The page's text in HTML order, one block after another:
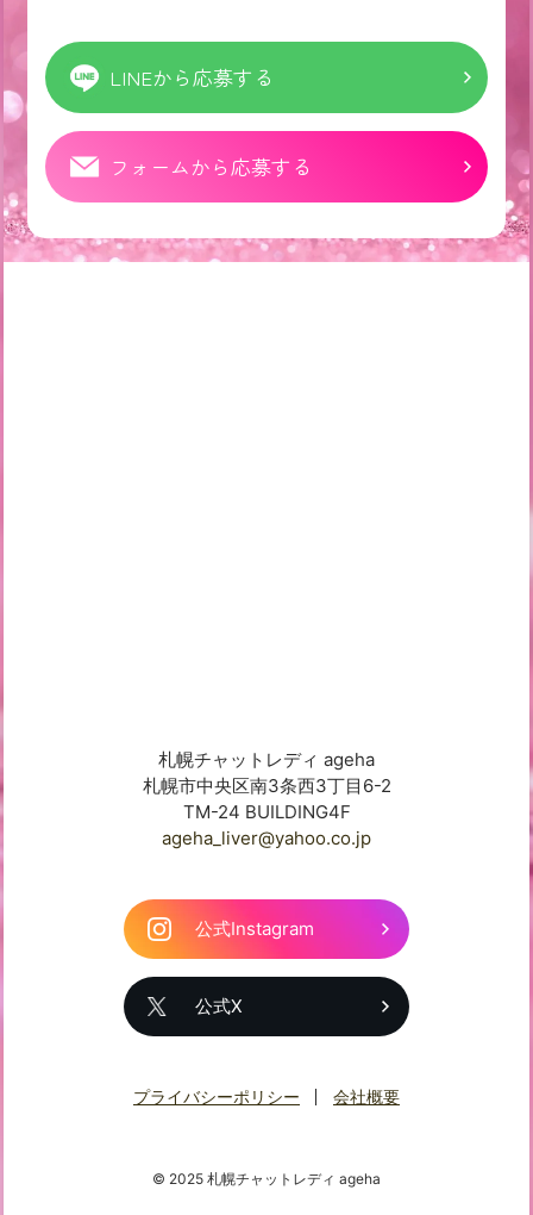
LINEから応募する
フォームから応募する
札幌チャットレディ ageha
札幌市中央区南3条西3丁目6-2
TM-24 BUILDING4F
ageha_liver@yahoo.co.jp
公式Instagram
公式X
プライバシーポリシー 会社概要
© 2025 札幌チャットレディ ageha